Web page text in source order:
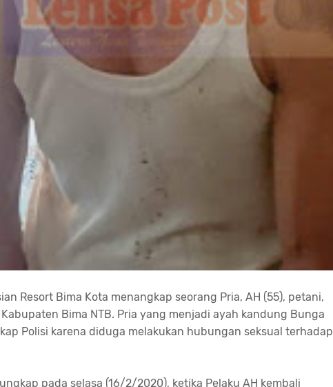
Resort Bima Kota menangkap seorang Pria, AH (55), petani,
Bima NTB. Pria yang menjadi ayah kandung Bunga
Polisi karena diduga melakukan hubungan seksual terhadap
pada selasa (16/2/2020), ketika Pelaku AH kembali